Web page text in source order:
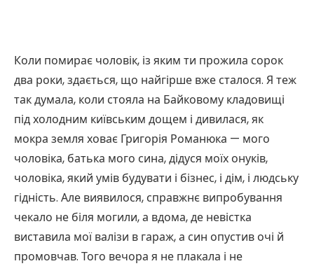
Коли помирає чоловік, із яким ти прожила сорок
два роки, здається, що найгірше вже сталося. Я теж
так думала, коли стояла на Байковому кладовищі
під холодним київським дощем і дивилася, як
мокра земля ховає Григорія Романюка — мого
чоловіка, батька мого сина, дідуся моїх онуків,
чоловіка, який умів будувати і бізнес, і дім, і людську
гідність. Але виявилося, справжнє випробування
чекало не біля могили, а вдома, де невістка
виставила мої валізи в гараж, а син опустив очі й
промовчав. Того вечора я не плакала і не